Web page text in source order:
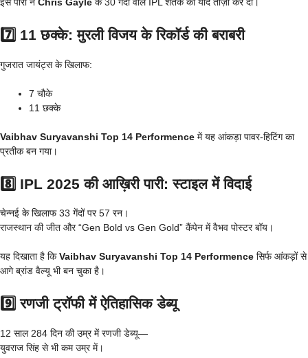
इस पारी ने Chris Gayle के 30 गेंदों वाले IPL शतक की यादें ताज़ा कर दीं।
7️⃣ 11 छक्के: मुरली विजय के रिकॉर्ड की बराबरी
गुजरात जायंट्स के खिलाफ:
7 चौके
11 छक्के
Vaibhav Suryavanshi Top 14 Performence में यह आंकड़ा पावर-हिटिंग का
प्रतीक बन गया।
8️⃣ IPL 2025 की आख़िरी पारी: स्टाइल में विदाई
चेन्नई के खिलाफ 33 गेंदों पर 57 रन।
राजस्थान की जीत और “Gen Bold vs Gen Gold” कैंपेन में वैभव पोस्टर बॉय।
यह दिखाता है किVaibhav Suryavanshi Top 14 Performence सिर्फ आंकड़ों से
आगे ब्रांड वैल्यू भी बन चुका है।
9️⃣ रणजी ट्रॉफी में ऐतिहासिक डेब्यू
12 साल 284 दिन की उम्र में रणजी डेब्यू—
युवराज सिंह से भी कम उम्र में।